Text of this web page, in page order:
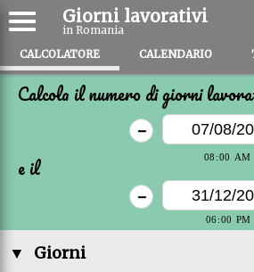
Giorni lavorativi
in Romania
CALCOLATORE CALENDARIO
Calcola il numero di giorni
-
e il
-
▼ Giorni